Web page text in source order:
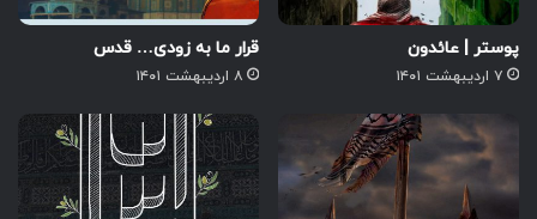
پوستر | عائدون
۷ اردیبهشت ۱۴۰۱
قرار ما به زودی… قدس
۸ اردیبهشت ۱۴۰۱